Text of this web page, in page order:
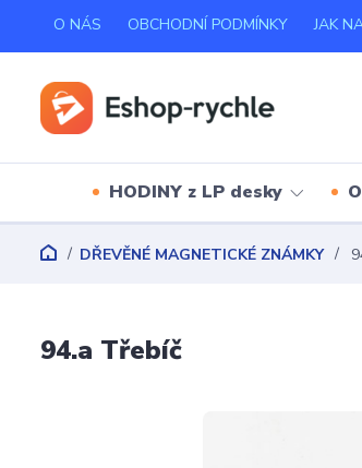
O NÁS OBCHODNÍ PODMÍNKY JAK
HODINY z LP desky
DŘEVĚNÉ MAGNETICKÉ ZNÁMKY
94.a Třebíč